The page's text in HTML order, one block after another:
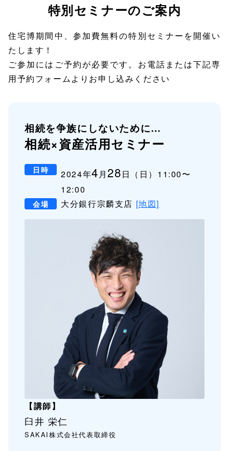
特別セミナーのご案内
住宅博期間中、参加費無料の特別セミナーを開催い
たします！
ご参加にはご予約が必要です。お電話または下記専
用予約フォームよりお申し込みください
相続を争族にしないために…
相続×資産活用セミナー
日時 2024年4 月 28日（日）11:00〜
12:00
会場 大分銀行宗麟支店 [地図]
【講師】
臼井 栄仁
SAKAI株式会社代表取締役